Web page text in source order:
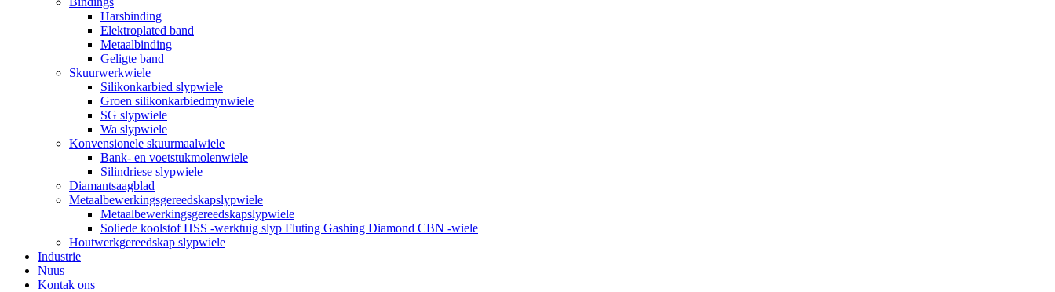
Harsbinding
Elektroplated band
Metaalbinding
Geligte band
Skuurwerkwiele
Silikonkarbied slypwiele
Groen silikonkarbiedmynwiele
SG slypwiele
Wa slypwiele
Konvensionele skuurmaalwiele
Bank- en voetstukmolenwiele
Silindriese slypwiele
Diamantsaagblad
Metaalbewerkingsgereedskapslypwiele
Metaalbewerkingsgereedskapslypwiele
Soliede koolstof HSS -werktuig slyp Fluting Gashing Diamond CBN -wiele
Houtwerkgereedskap slypwiele
Industrie
Nuus
Kontak ons